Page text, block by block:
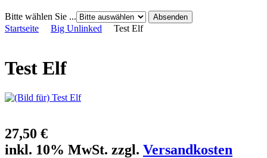
Bitte wählen Sie ...
Startseite
Big Unlinked Test Elf
Test Elf
27,50 €
inkl. 10% MwSt. zzgl. Versandkosten